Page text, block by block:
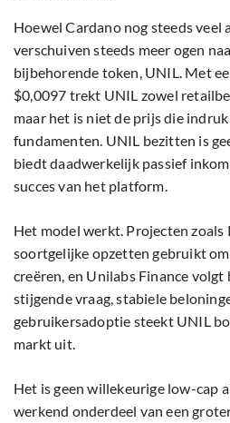
Hoewel Cardano nog steeds veel
verschuiven steeds meer ogen
bijbehorende token, UNIL. Met
$0,0097 trekt UNIL zowel
maar het is niet de prijs die
fundamenten. UNIL bezitten is
biedt daadwerkelijk passief
succes van het platform.
Het model werkt. Projecten zoals
soortgelijke opzetten gebruikt
creëren, en Unilabs Finance
stijgende vraag, stabiele
gebruikersadoptie steekt UNIL
markt uit.
Het is geen willekeurige low-cap
werkend onderdeel van een